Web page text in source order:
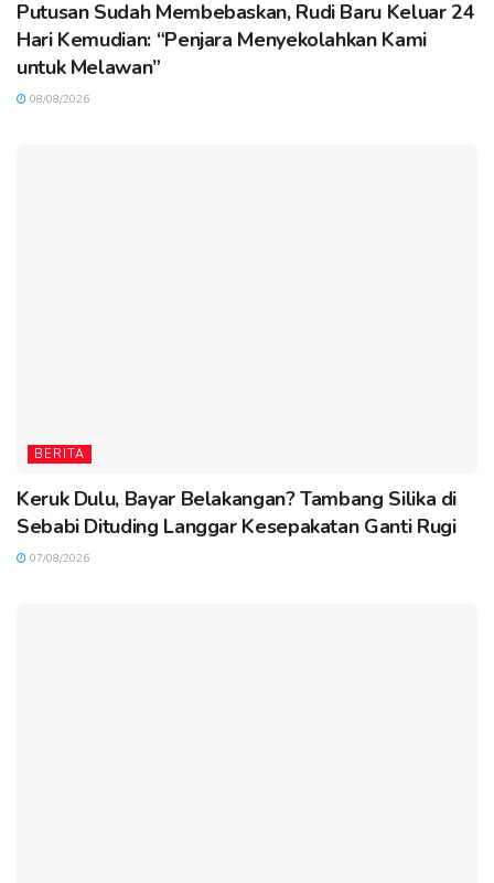
Putusan Sudah Membebaskan, Rudi Baru Keluar 24
Hari Kemudian: “Penjara Menyekolahkan Kami
untuk Melawan”
08/08/2026
BERITA
Keruk Dulu, Bayar Belakangan? Tambang Silika di
Sebabi Dituding Langgar Kesepakatan Ganti Rugi
07/08/2026